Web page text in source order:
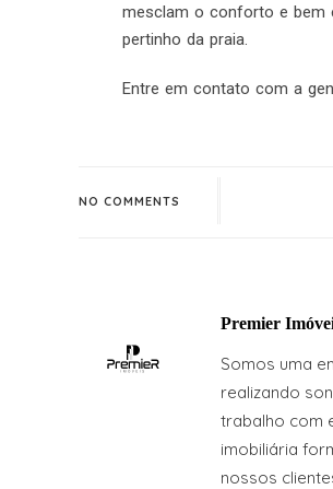
mesclam o conforto e bem
pertinho da praia.
Entre em contato com a
NO COMMENTS
Premier
Somos uma
realizando
trabalho com
imobiliária
nossos